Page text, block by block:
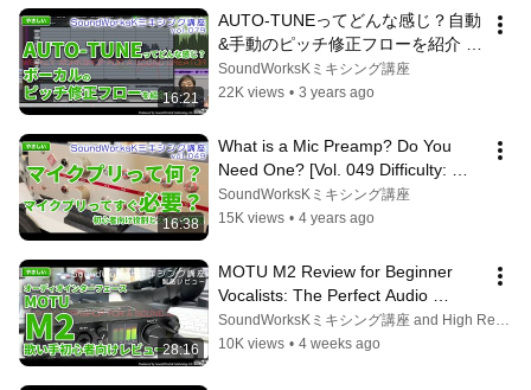
16:21
AUTO-TUNEってどんな感じ？自動
&手動のピッチ修正フローを紹介
[難しさ：やさしい vol.079]
Antares/Melodyne/歌ってみたMIX/
SoundWorksKミキシング講座
22K views • 3 years ago
16:38
What is a Mic Preamp? Do You
Need One? [Vol. 049 Difficulty:
Easy] ~Explaining the Role and
Specs...
SoundWorksKミキシング講座
15K views • 4 years ago
28:16
MOTU M2 Review for Beginner
Vocalists: The Perfect Audio
Interface for Cover Songs
SoundWorksKミキシング講座 and High Resolution co.,ltd. ハイ・リゾリューション
10K views • 4 weeks ago